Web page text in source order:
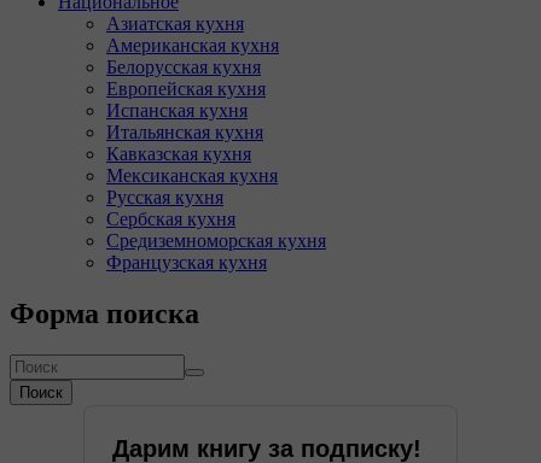
Азиатская кухня
Американская кухня
Белорусская кухня
Европейская кухня
Испанская кухня
Итальянская кухня
Кавказская кухня
Мексиканская кухня
Русская кухня
Сербская кухня
Средиземноморская кухня
Французская кухня
Форма поиска
Поиск
Дарим книгу за подписку!